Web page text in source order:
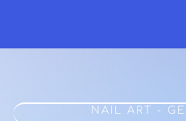
NAIL ART -